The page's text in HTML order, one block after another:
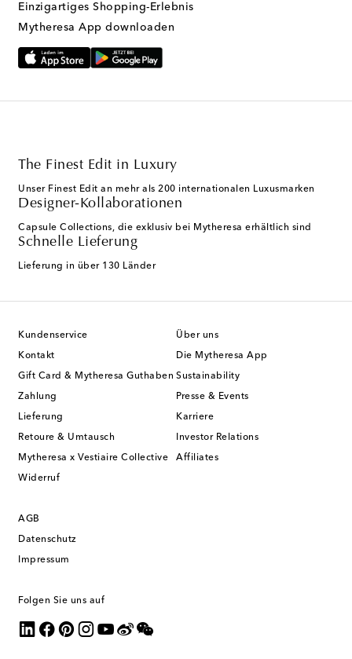
Einzigartiges Shopping-Erlebnis
Mytheresa App downloaden
The Finest Edit in Luxury
Unser Finest Edit an mehr als 200 internationalen Luxusmarken
Designer-Kollaborationen
Capsule Collections, die exklusiv bei Mytheresa erhältlich sind
Schnelle Lieferung
Lieferung in über 130 Länder
Kundenservice
Kontakt
Gift Card & Mytheresa Guthaben
Zahlung
Lieferung
Retoure & Umtausch
Mytheresa x Vestiaire Collective
Widerruf
Über uns
Die Mytheresa App
Sustainability
Presse & Events
Karriere
Investor Relations
Affiliates
AGB
Datenschutz
Impressum
Folgen Sie uns auf